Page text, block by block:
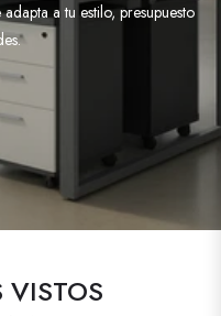
a tu estilo, presupuesto
VISTOS